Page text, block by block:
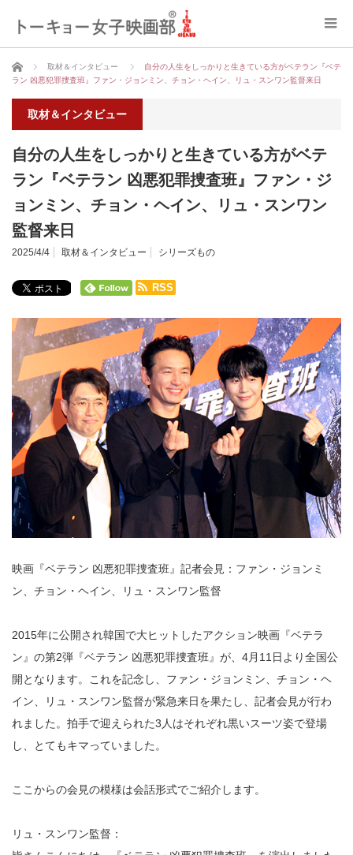
ホーム 取材＆インタビュー
自分の人生をしっかりと生きている方がベテラン『ベテ
ラン 凶悪犯罪捜査班』ファン・ジョンミン、チョン・ヘイン、リュ・スンワン監督来日
取材＆インタビュー
自分の人生をしっかりと生きている方がベテ
ラン『ベテラン 凶悪犯罪捜査班』ファン・ジ
ョンミン、チョン・ヘイン、リュ・スンワン
監督来日
2025/4/4 取材＆インタビュー シリーズもの
RSS
映画『ベテラン 凶悪犯罪捜査班』記者会見：ファン・ジョンミ
ン、チョン・ヘイン、リュ・スンワン監督
2015年に公開され韓国で大ヒットしたアクション映画『ベテラ
ン』の第2弾『ベテラン 凶悪犯罪捜査班』が、4月11日より全国公
開となります。これを記念し、ファン・ジョンミン、チョン・ヘ
イン、リュ・スンワン監督が緊急来日を果たし、記者会見が行わ
れました。拍手で迎えられた3人はそれぞれ黒いスーツ姿で登場
し、とてもキマっていました。
ここからの会見の模様は会話形式でご紹介します。
リュ・スンワン監督：